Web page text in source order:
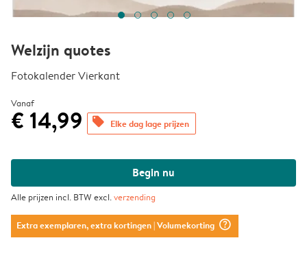
Welzijn quotes
Fotokalender Vierkant
Vanaf
€ 14,99 offers Elke dag lage prijzen
Begin nu
Alle prijzen incl. BTW excl.verzending
Extra exemplaren, extra kortingen| Volumekorting question_mark_circle